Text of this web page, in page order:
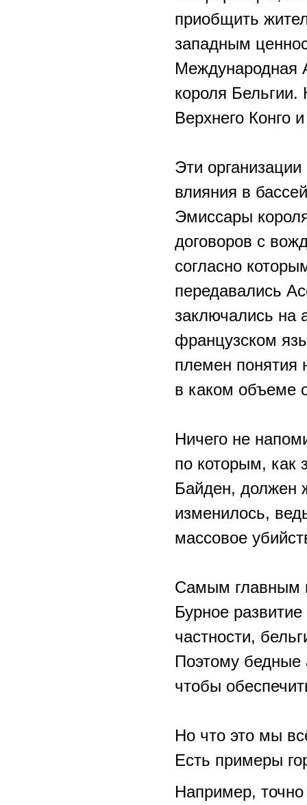
приобщить
западным
Международная
короля Бельгии.
Верхнего Конго
Эти
влияния в
Эмиссары
договоров с
согласно
передавались
заключались на
французском
племен понятия
в каком объеме
Ничего не
по которым,
Байден, должен
изменилось,
массовое
Самым главным
Бурное
частности,
Поэтому
чтобы
Но что это мы
Есть примеры
Например,